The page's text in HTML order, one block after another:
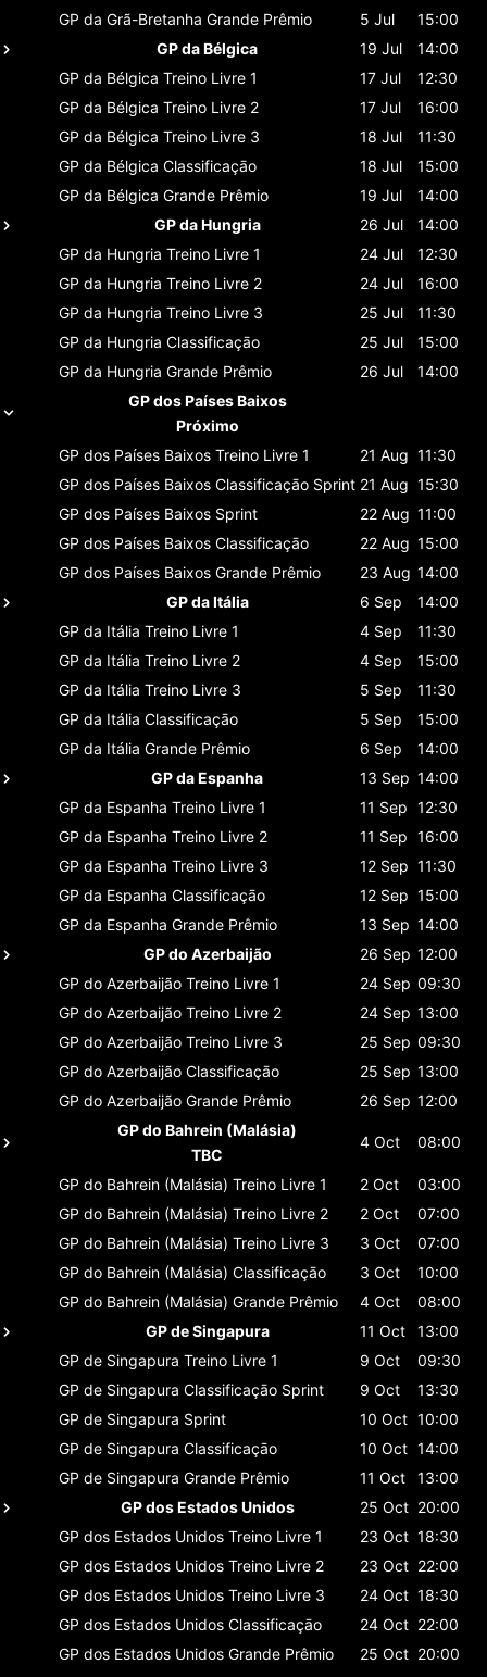
GP da Grã-Bretanha Grande Prêmio 5 Jul
15:00
GP da Bélgica
19 Jul
14:00
GP da Bélgica Treino Livre 1 17 Jul
12:30
GP da Bélgica Treino Livre 2 17 Jul
16:00
GP da Bélgica Treino Livre 3 18 Jul
11:30
GP da Bélgica Classificaçāo 18 Jul
15:00
GP da Bélgica Grande Prêmio 19 Jul
14:00
GP da Hungria
26 Jul
14:00
GP da Hungria Treino Livre 1 24 Jul
12:30
GP da Hungria Treino Livre 2 24 Jul
16:00
GP da Hungria Treino Livre 3 25 Jul
11:30
GP da Hungria Classificaçāo 25 Jul
15:00
GP da Hungria Grande Prêmio 26 Jul
14:00
GP dos Países Baixos
Próximo
GP dos Países Baixos Treino Livre 1 21 Aug 11:30
GP dos Países Baixos Classificaçāo Sprint 21 Aug 15:30
GP dos Países Baixos Sprint 22 Aug 11:00
GP dos Países Baixos Classificaçāo 22 Aug 15:00
GP dos Países Baixos Grande Prêmio 23 Aug 14:00
GP da Itália
6 Sep
14:00
GP da Itália Treino Livre 1 4 Sep
11:30
GP da Itália Treino Livre 2 4 Sep
15:00
GP da Itália Treino Livre 3 5 Sep
11:30
GP da Itália Classificaçāo 5 Sep
15:00
GP da Itália Grande Prêmio 6 Sep
14:00
GP da Espanha
13 Sep 14:00
GP da Espanha Treino Livre 1 11 Sep 12:30
GP da Espanha Treino Livre 2 11 Sep 16:00
GP da Espanha Treino Livre 3 12 Sep 11:30
GP da Espanha Classificaçāo 12 Sep 15:00
GP da Espanha Grande Prêmio 13 Sep 14:00
GP do Azerbaijão
26 Sep 12:00
GP do Azerbaijão Treino Livre 1 24 Sep 09:30
GP do Azerbaijão Treino Livre 2 24 Sep 13:00
GP do Azerbaijão Treino Livre 3 25 Sep 09:30
GP do Azerbaijão Classificaçāo 25 Sep 13:00
GP do Azerbaijão Grande Prêmio 26 Sep 12:00
GP do Bahrein (Malásia)
TBC
4 Oct 08:00
GP do Bahrein (Malásia) Treino Livre 1 2 Oct
03:00
GP do Bahrein (Malásia) Treino Livre 2 2 Oct
07:00
GP do Bahrein (Malásia) Treino Livre 3 3 Oct
07:00
GP do Bahrein (Malásia) Classificaçāo 3 Oct
10:00
GP do Bahrein (Malásia) Grande Prêmio 4 Oct
08:00
GP de Singapura
11 Oct
13:00
GP de Singapura Treino Livre 1 9 Oct
09:30
GP de Singapura Classificaçāo Sprint 9 Oct
13:30
GP de Singapura Sprint 10 Oct 10:00
GP de Singapura Classificaçāo 10 Oct 14:00
GP de Singapura Grande Prêmio 11 Oct
13:00
GP dos Estados Unidos
25 Oct 20:00
GP dos Estados Unidos Treino Livre 1 23 Oct 18:30
GP dos Estados Unidos Treino Livre 2 23 Oct 22:00
GP dos Estados Unidos Treino Livre 3 24 Oct 18:30
GP dos Estados Unidos Classificaçāo 24 Oct 22:00
GP dos Estados Unidos Grande Prêmio 25 Oct 20:00